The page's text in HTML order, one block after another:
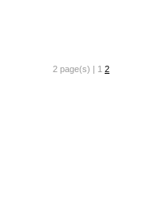
2 page(s) | 1 2